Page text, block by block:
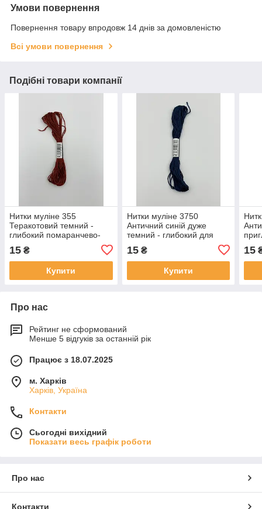
Умови повернення
Повернення товару впродовж 14 днів за домовленістю
Всі умови повернення
Подібні товари компанії
Нитки муліне 355
Теракотовий темний -
глибокий помаранчево-
вишивання
15 ₴
Купити
Нитки муліне 3750
Античний синій дуже
темний - глибокий для
15₴
Купити
15
Про нас
Рейтинг не сформований
Менше 5 відгуків за останній рік
Працює з 18.07.2025
м. Харків
Харків, Україна
Контакти
Сьогодні вихідний
Показати весь графік роботи
Про нас
Контакти